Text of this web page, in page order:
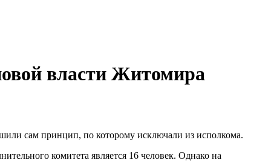
власти Житомира
сам принцип, по которому исключали из исполкома.
комитета является 16 человек. Однако на